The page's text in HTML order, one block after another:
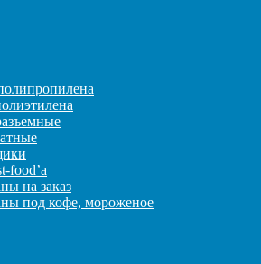
food’а
на заказ
под кофе, мороженое